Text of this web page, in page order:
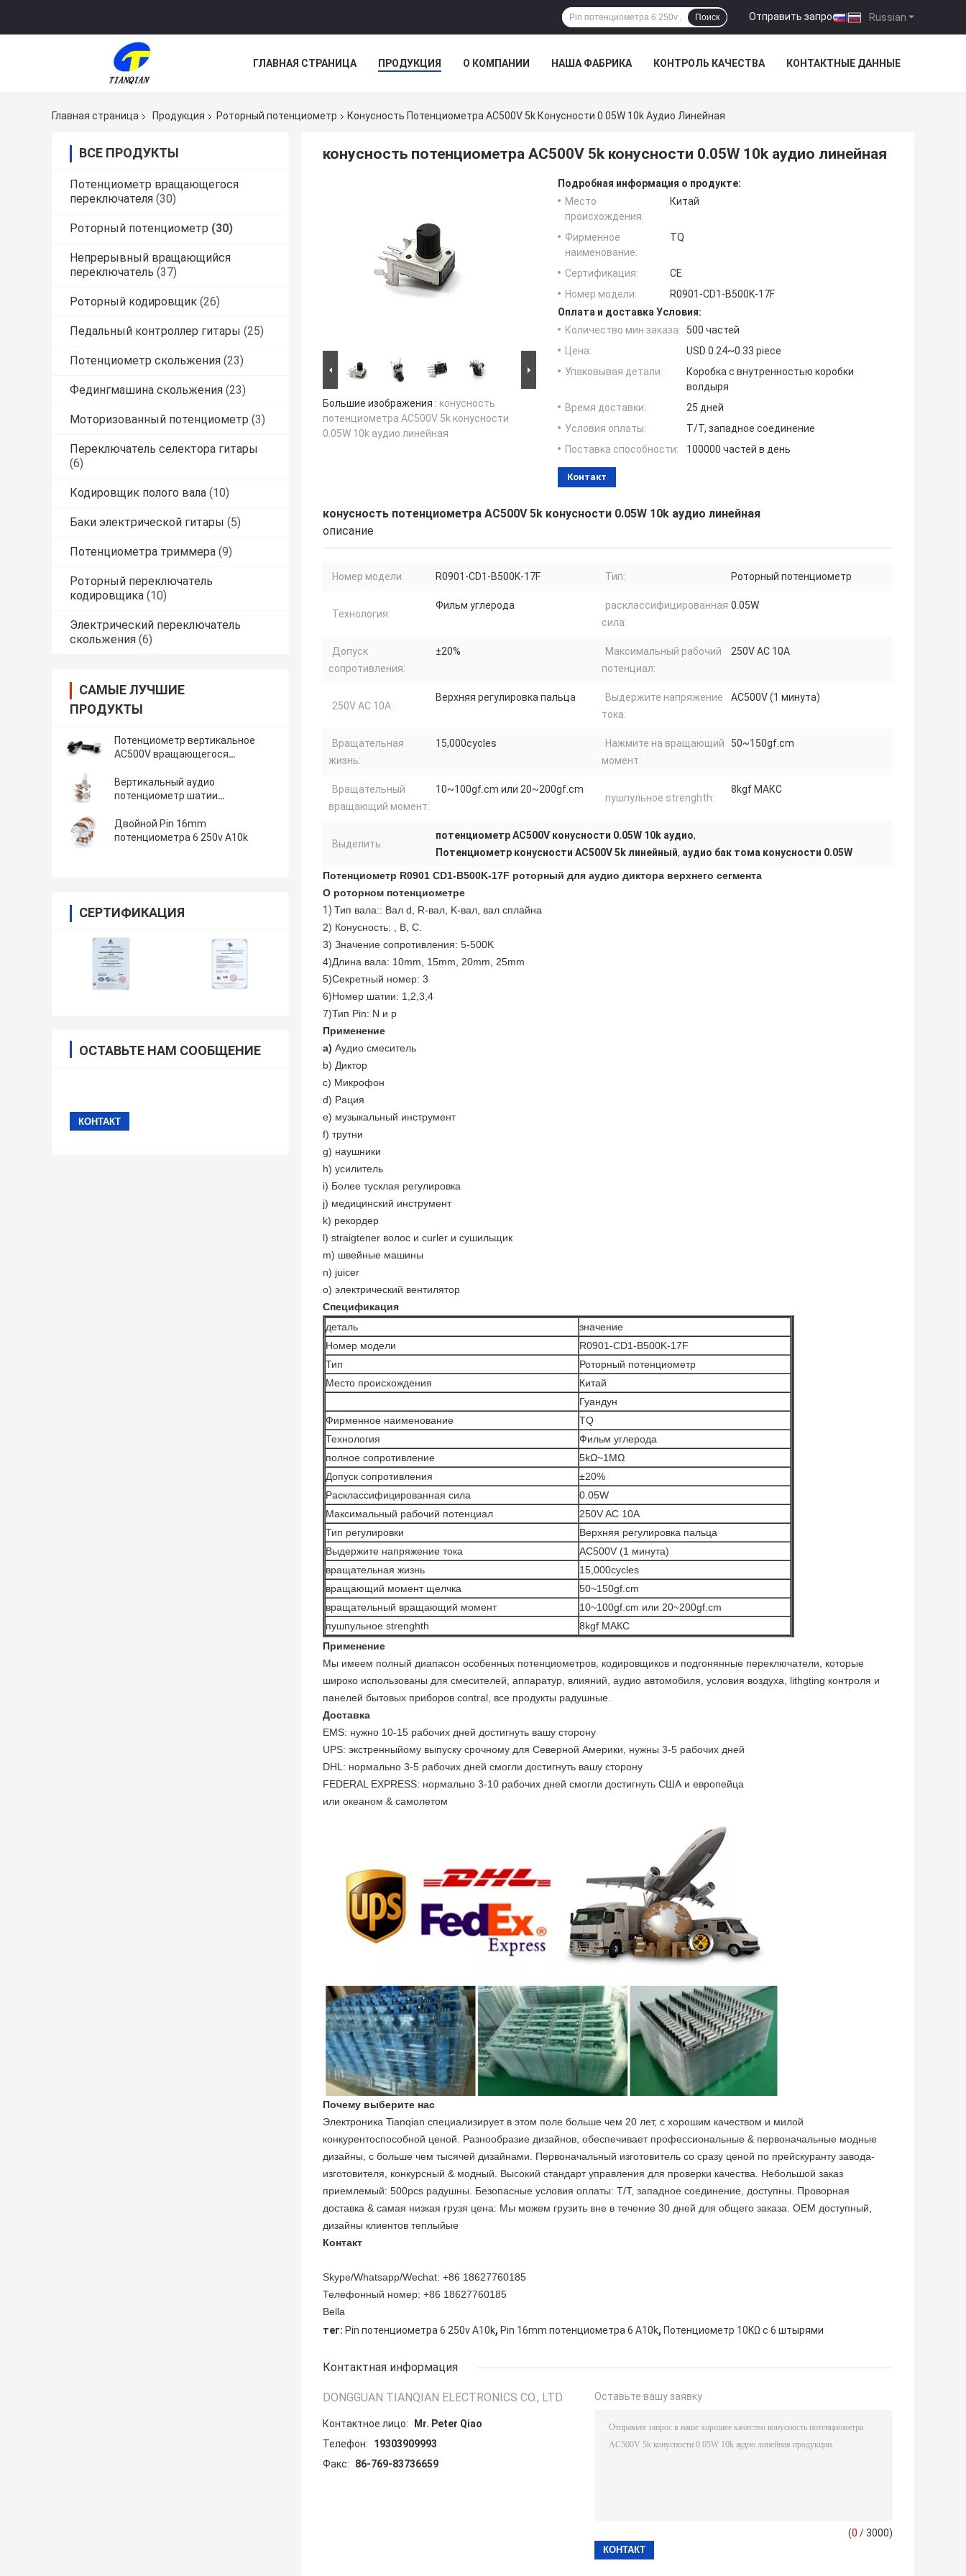
Russian
Отправить запрос |
Поиск
ГЛАВНАЯ СТРАНИЦА ПРОДУКЦИЯ О КОМПАНИИ НАША ФАБРИКА КОНТРОЛЬ КАЧЕСТВА КОНТАКТНЫЕ ДАННЫЕ
Главная страница
Продукция Роторный потенциометр Конусность Потенциометра AC500V 5k Конусности 0.05W 10k Аудио Линейная
ВСЕ ПРОДУКТЫ
Потенциометр вращающегося
переключателя (30)
Роторный потенциометр (30)
Непрерывный вращающийся
переключатель (37)
Роторный кодировщик (26)
Педальный контроллер гитары (25)
Потенциометр скольжения (23)
Федингмашина скольжения (23)
Моторизованный потенциометр (3)
Переключатель селектора гитары
(6)
Кодировщик полого вала (10)
Баки электрической гитары (5)
Потенциометра триммера (9)
Роторный переключатель
кодировщика (10)
Электрический переключатель
скольжения (6)
САМЫЕ ЛУЧШИЕ
ПРОДУКТЫ
Потенциометр вертикальное
AC500V вращающегося
верхнего сегмента
Вертикальный аудио
потенциометр шатии
конусности 5k двойной
Двойной Pin 16mm
потенциометра 6 250v A10k
СЕРТИФИКАЦИЯ
ОСТАВЬТЕ НАМ СООБЩЕНИЕ
конусность потенциометра AC500V 5k конусности 0.05W 10k аудио линейная
Большие изображения : конусность
потенциометра AC500V 5k конусности
0.05W 10k аудио линейная
Подробная информация о продукте:
Место
происхождения:
Китай
Фирменное
наименование:
TQ
Сертификация:
CE
Номер модели:
R0901-CD1-B500K-17F
Оплата и доставка Условия:
Количество мин заказа:
500 частей
Цена:
USD 0.24~0.33 piece
Упаковывая детали:
Коробка с внутренностью коробки
волдыря
Время доставки:
25 дней
Условия оплаты:
T/T, западное соединение
Поставка способности:
100000 частей в день
Контакт
конусность потенциометра AC500V 5k конусности 0.05W 10k аудио линейная
описание
Номер модели: R0901-CD1-B500K-17F Тип: Роторный потенциометр
Технология:
Фильм углерода
расклассифицированная
сила:
0.05W
Допуск
сопротивления:
±20%
Максимальный рабочий
потенциал:
250V AC 10A
250V AC 10A:
Верхняя регулировка пальца
Выдержите напряжение
тока:
AC500V (1 минута)
Вращательная
жизнь:
15,000cycles
Нажмите на вращающий
момент:
50~150gf.cm
Вращательный
вращающий момент:
10~100gf.cm или 20~200gf.cm
пушпульное strenghth:
8kgf МАКС
Выделить:
потенциометр AC500V конусности 0.05W 10k аудио,
Потенциометр конусности AC500V 5k линейный, аудио бак тома конусности 0.05W
Потенциометр R0901 CD1-B500K-17F роторный для аудио диктора верхнего сегмента
О роторном потенциометре
1) Тип вала:: Вал d, R-вал, K-вал, вал сплайна
2) Конусность: , B, C.
3) Значение сопротивления: 5-500K
4)Длина вала: 10mm, 15mm, 20mm, 25mm
5)Секретный номер: 3
6)Номер шатии: 1,2,3,4
7)Тип Pin: N и p
Применение
a) Аудио смеситель
b) Диктор
c) Микрофон
d) Рация
e) музыкальный инструмент
f) трутни
g) наушники
h) усилитель
i) Более тусклая регулировка
j) медицинский инструмент
k) рекордер
l) straigtener волос и curler и сушильщик
m) швейные машины
n) juicer
o) электрический вентилятор
Спецификация
деталь
значение
Номер модели
R0901-CD1-B500K-17F
Тип
Роторный потенциометр
Место происхождения
Китай
Гуандун
Фирменное наименование
TQ
Технология
Фильм углерода
полное сопротивление
5kΩ~1MΩ
Допуск сопротивления
±20%
Расклассифицированная сила
0.05W
Максимальный рабочий потенциал
250V AC 10A
Тип регулировки
Верхняя регулировка пальца
Выдержите напряжение тока
AC500V (1 минута)
вращательная жизнь
15,000cycles
вращающий момент щелчка
50~150gf.cm
вращательный вращающий момент
10~100gf.cm или 20~200gf.cm
пушпульное strenghth
8kgf МАКС
Применение
Мы имеем полный диапасон особенных потенциометров, кодировщиков и подгонянные переключатели, которые
широко использованы для смесителей, аппаратур, влияний, аудио автомобиля, условия воздуха, lithgting контроля и
панелей бытовых приборов contral, все продукты радушные.
Доставка
EMS: нужно 10-15 рабочих дней достигнуть вашу сторону
UPS: экстренныйому выпуску срочному для Северной Америки, нужны 3-5 рабочих дней
DHL: нормально 3-5 рабочих дней смогли достигнуть вашу сторону
FEDERAL EXPRESS: нормально 3-10 рабочих дней смогли достигнуть США и европейца
или океаном & самолетом
Почему выберите нас
Электроника Tianqian специализирует в этом поле больше чем 20 лет, с хорошим качеством и милой
конкурентоспособной ценой. Разнообразие дизайнов, обеспечивает профессиональные & первоначальные модные
дизайны, с больше чем тысячей дизайнами. Первоначальный изготовитель со сразу ценой по прейскуранту завода-
изготовителя, конкурсный & модный. Высокий стандарт управления для проверки качества. Небольшой заказ
приемлемый: 500pcs радушны. Безопасные условия оплаты: T/T, западное соединение, доступны. Проворная
доставка & самая низкая грузя цена: Мы можем грузить вне в течение 30 дней для общего заказа. OEM доступный,
дизайны клиентов теплыйые
Контакт
Skype/Whatsapp/Wechat: +86 18627760185
Телефонный номер: +86 18627760185
Bella
тег: Pin потенциометра 6 250v A10k, Pin 16mm потенциометра 6 A10k, Потенциометр 10KΩ с 6 штырями
Контактная информация
DONGGUAN TIANQIAN ELECTRONICS CO., LTD.
Контактное лицо:
Mr. Peter Qiao
Телефон:
19303909993
Факс:
86-769-83736659
Оставьте вашу заявку
(0 / 3000)